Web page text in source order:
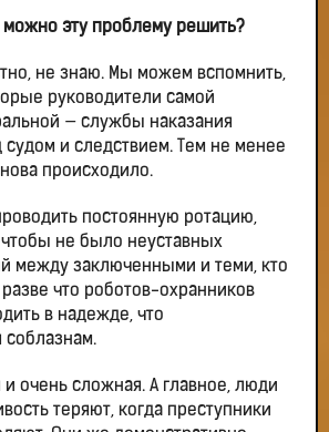
можно эту проблему решить?
не знаю. Мы можем вспомнить,
руководители самой
— службы наказания
судом и следствием. Тем не менее
происходило.
постоянную ротацию,
чтобы не было неуставных
между заключенными и теми, кто
что роботов-охранников
в надежде, что
соблазнам.
и очень сложная. А главное, люди
теряют, когда преступники